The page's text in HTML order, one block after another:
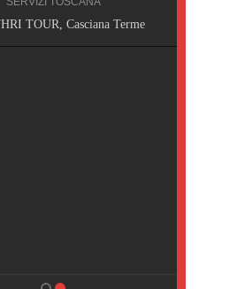
TOUR, Casciana Terme